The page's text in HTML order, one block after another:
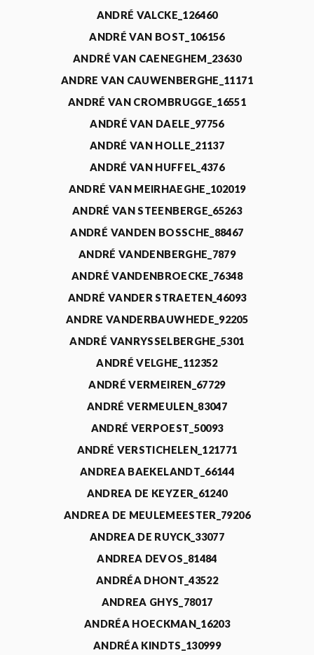
ANDRÉ VALCKE_126460
ANDRÉ VAN BOST_106156
ANDRÉ VAN CAENEGHEM_23630
ANDRE VAN CAUWENBERGHE_11171
ANDRÉ VAN CROMBRUGGE_16551
ANDRÉ VAN DAELE_97756
ANDRÉ VAN HOLLE_21137
ANDRÉ VAN HUFFEL_4376
ANDRÉ VAN MEIRHAEGHE_102019
ANDRÉ VAN STEENBERGE_65263
ANDRÉ VANDEN BOSSCHE_88467
ANDRÉ VANDENBERGHE_7879
ANDRÉ VANDENBROECKE_76348
ANDRÉ VANDER STRAETEN_46093
ANDRE VANDERBAUWHEDE_92205
ANDRÉ VANRYSSELBERGHE_5301
ANDRÉ VELGHE_112352
ANDRÉ VERMEIREN_67729
ANDRÉ VERMEULEN_83047
ANDRÉ VERPOEST_50093
ANDRÉ VERSTICHELEN_121771
ANDREA BAEKELANDT_66144
ANDREA DE KEYZER_61240
ANDREA DE MEULEMEESTER_79206
ANDREA DE RUYCK_33077
ANDREA DEVOS_81484
ANDRÉA DHONT_43522
ANDREA GHYS_78017
ANDRÉA HOECKMAN_16203
ANDRÉA KINDTS_130999